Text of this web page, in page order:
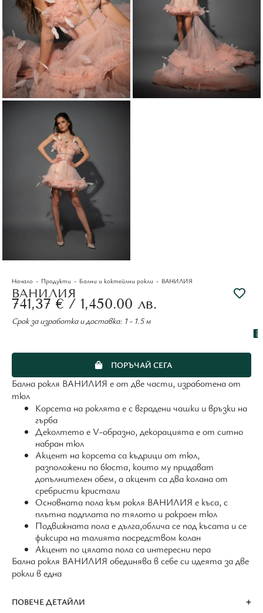
Начало - Продукти - Бални и коктейлни рокли - ВАНИЛИЯ
ВАНИЛИЯ
741,37 € / 1,450.00 лв.
Срок за изработка и доставка: 1 - 1.5 м
ПОРЪЧАЙ СЕГА
Бална рокля ВАНИЛИЯ е от двe части, изработена от
тюл
Корсета на роклята е с вградени чашки и връзки на
гърба
Деколтето е V-образно, декорацията е от ситно
набран тюл
Акцент на корсета са къдрици от тюл,
разположени по бюста, които му придават
допълнителен обем, а акцент са два колана от
сребристи кристали
Основната пола към рокля ВАНИЛИЯ е къса, с
плътна подплата по тялото и ракроен тюл
Подвижната пола е дълга,облича се под късата и се
фиксира на талията посредством колан
Акцент по цялата пола са интересни пера
Бална рокля ВАНИЛИЯ обединява в себе си идеята за две
рокли в една
ПОВЕЧЕ ДЕТАЙЛИ